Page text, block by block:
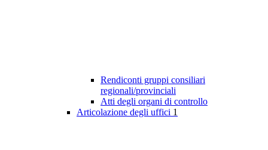
Rendiconti gruppi consiliari
regionali/provinciali
Atti degli organi di controllo
Articolazione degli uffici 1